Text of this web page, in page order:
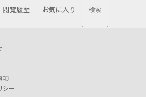
閲覧履歴 お気に入り 検索
項
シー